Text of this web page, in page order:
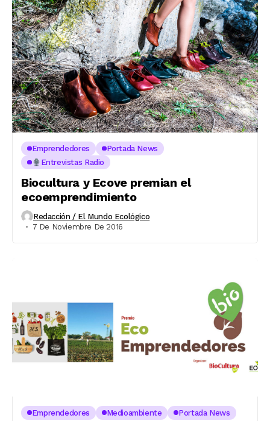
Emprendedores
Portada News
Entrevistas Radio
Biocultura y Ecove premian el
ecoemprendimiento
Redacción / El Mundo Ecológico
7 De Noviembre De 2016
Emprendedores Medioambiente Portada News